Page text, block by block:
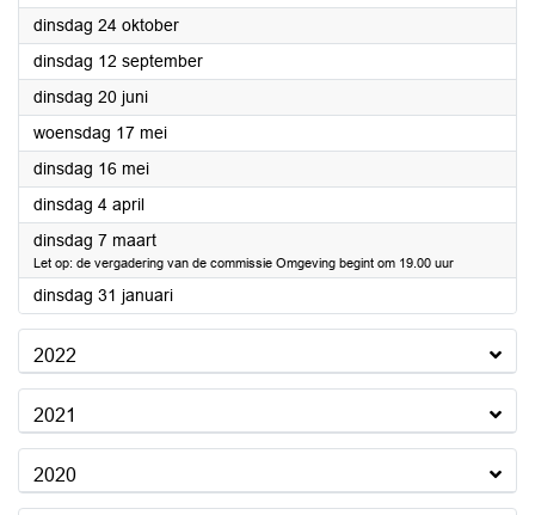
dinsdag 24 oktober2023
dinsdag 12 september2023
dinsdag 20 juni2023
woensdag 17 mei2023
dinsdag 16 mei2023
dinsdag 4 april2023
dinsdag 7 maart2023
Let op: de vergadering van de commissie Omgeving begint om 19.00 uur
dinsdag 31 januari2023
2022
2021
2020